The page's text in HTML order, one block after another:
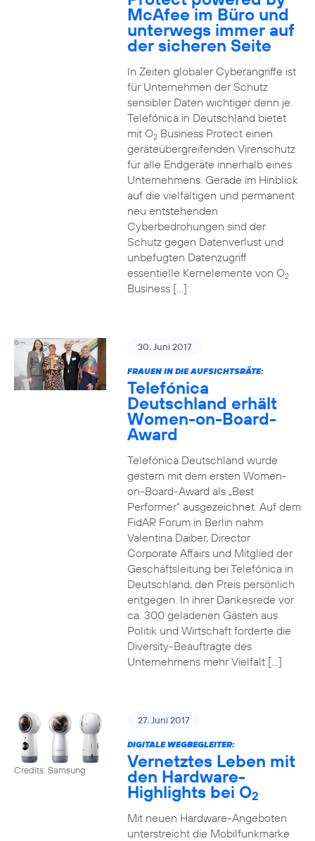
McAfee im Büro und
unterwegs immer auf
der sicheren Seite
In Zeiten globaler Cyberangriffe ist
für Unternehmen der Schutz
sensibler Daten wichtiger denn je.
Telefónica in Deutschland bietet
mit O2Business Protect einen
geräteübergreifenden Virenschutz
für alle Endgeräte innerhalb eines
Unternehmens. Gerade im Hinblick
auf die vielfältigen und permanent
neu entstehenden
Cyberbedrohungen sind der
Schutz gegen Datenverlust und
unbefugten Datenzugriff
essentielle Kernelemente von O2
Business […]
30. Juni 2017
FRAUEN IN DIE AUFSICHTSRÄTE:
Telefónica
Deutschland erhält
Women-on-Board-
Award
Telefónica Deutschland wurde
gestern mit dem ersten Women-
on-Board-Award als „Best
Performer“ ausgezeichnet. Auf dem
FidAR Forum in Berlin nahm
Valentina Daiber, Director
Corporate Affairs und Mitglied der
Geschäftsleitung bei Telefónica in
Deutschland, den Preis persönlich
entgegen. In ihrer Dankesrede vor
ca. 300 geladenen Gästen aus
Politik und Wirtschaft forderte die
Diversity-Beauftragte des
Unternehmens mehr Vielfalt […]
Credits: Samsung
27. Juni 2017
DIGITALE WEGBEGLEITER:
Vernetztes Leben mit
den Hardware-
Highlights bei O2
Mit neuen Hardware-Angeboten
unterstreicht die Mobilfunkmarke